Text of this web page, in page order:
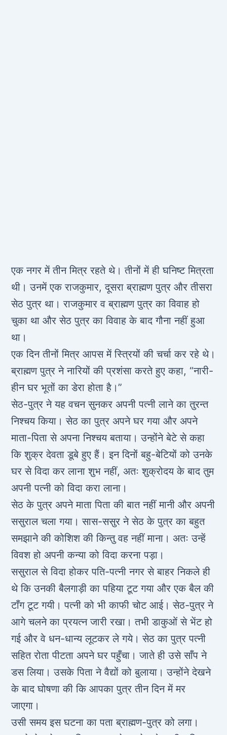
एक नगर में तीन मित्र रहते थे। तीनों में ही घनिष्ट मित्रता
थी। उनमें एक राजकुमार, दूसरा ब्राह्मण पुत्र और तीसरा
सेठ पुत्र था। राजकुमार व ब्राह्मण पुत्र का विवाह हो
चुका था और सेठ पुत्र का विवाह के बाद गौना नहीं हुआ
था।
एक दिन तीनों मित्र आपस में स्त्रियों की चर्चा कर रहे थे।
ब्राह्मण पुत्र ने नारियों की प्रशंसा करते हुए कहा, “नारी-
हीन घर भूतों का डेरा होता है।”
सेठ-पुत्र ने यह वचन सुनकर अपनी पत्नी लाने का तुरन्त
निश्चय किया। सेठ का पुत्र अपने घर गया और अपने
माता-पिता से अपना निश्चय बताया। उन्होंने बेटे से कहा
कि शुक्र देवता डूबे हुए हैं। इन दिनों बहु-बेटियों को उनके
घर से विदा कर लाना शुभ नहीं, अतः शुक्रोदय के बाद तुम
अपनी पत्नी को विदा करा लाना।
सेठ के पुत्र अपने माता पिता की बात नहीं मानी और अपनी
ससुराल चला गया। सास-ससुर ने सेठ के पुत्र का बहुत
समझाने की कोशिश की किन्तु वह नहीं माना। अतः उन्हें
विवश हो अपनी कन्या को विदा करना पड़ा।
ससुराल से विदा होकर पति-पत्नी नगर से बाहर निकले ही
थे कि उनकी बैलगाड़ी का पहिया टूट गया और एक बैल की
टाँग टूट गयी। पत्नी को भी काफी चोट आई। सेठ-पुत्र ने
आगे चलने का प्रयत्न जारी रखा। तभी डाकुओं से भेंट हो
गई और वे धन-धान्य लूटकर ले गये। सेठ का पुत्र पत्नी
सहित रोता पीटता अपने घर पहुँचा। जाते ही उसे साँप ने
डस लिया। उसके पिता ने वैद्यों को बुलाया। उन्होंने देखने
के बाद घोषणा की कि आपका पुत्र तीन दिन में मर
जाएगा।
उसी समय इस घटना का पता ब्राह्मण-पुत्र को लगा।